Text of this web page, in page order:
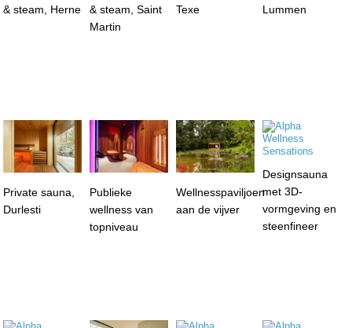
& steam, Herne
& steam, Saint
Martin
Texe
Lummen
Private sauna,
Durlesti
Publieke
wellness van
topniveau
Wellnesspaviljoen
aan de vijver
Designsauna
met 3D-
vormgeving en
steenfineer